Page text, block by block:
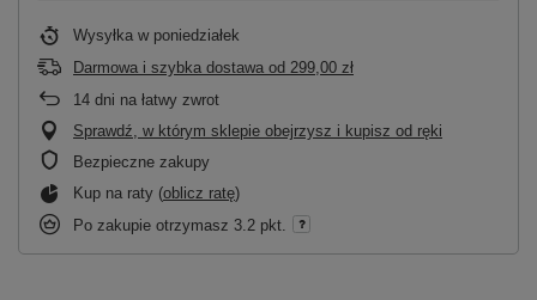
Wysyłka w poniedziałek
Darmowa i szybka dostawa od 299,00 zł
14 dni na łatwy zwrot
Sprawdź, w którym sklepie obejrzysz i kupisz od ręki
Bezpieczne zakupy
Kup na raty (oblicz ratę)
Po zakupie otrzymasz 3.2 pkt.